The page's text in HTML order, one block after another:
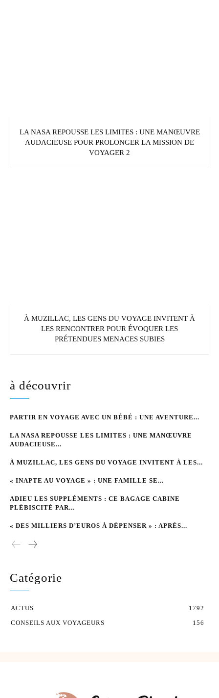
LA NASA REPOUSSE LES LIMITES : UNE MANŒUVRE
AUDACIEUSE POUR PROLONGER LA MISSION DE
VOYAGER 2
À MUZILLAC, LES GENS DU VOYAGE INVITENT À
LES RENCONTRER POUR ÉVOQUER LES
PRÉTENDUES MENACES SUBIES
à découvrir
PARTIR EN VOYAGE AVEC UN BÉBÉ : UNE AVENTURE...
LA NASA REPOUSSE LES LIMITES : UNE MANŒUVRE
AUDACIEUSE...
À MUZILLAC, LES GENS DU VOYAGE INVITENT À LES...
« INAPTE AU VOYAGE » : UNE FAMILLE SE...
ADIEU LES SUPPLÉMENTS : CE BAGAGE CABINE
PLÉBISCITÉ PAR...
« DES MILLIERS D’EUROS À DÉPENSER » : APRÈS...
Catégorie
ACTUS
1792
CONSEILS AUX VOYAGEURS
156